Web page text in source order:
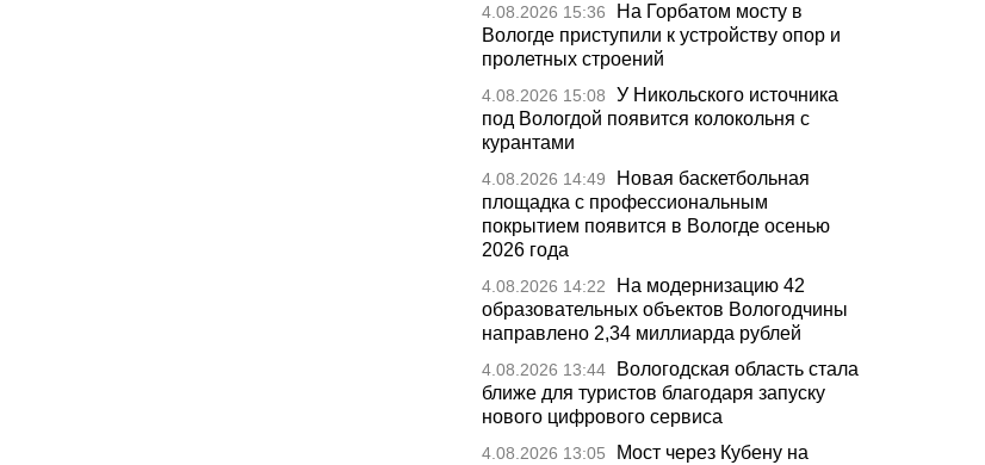
4.08.2026 15:36
На Горбатом мосту в
Вологде приступили к устройству опор и
пролетных строений
4.08.2026 15:08
У Никольского источника
под Вологдой появится колокольня с
курантами
4.08.2026 14:49
Новая баскетбольная
площадка с профессиональным
покрытием появится в Вологде осенью
2026 года
4.08.2026 14:22
На модернизацию 42
образовательных объектов Вологодчины
направлено 2,34 миллиарда рублей
4.08.2026 13:44
Вологодская область стала
ближе для туристов благодаря запуску
нового цифрового сервиса
4.08.2026 13:05
Мост через Кубену на